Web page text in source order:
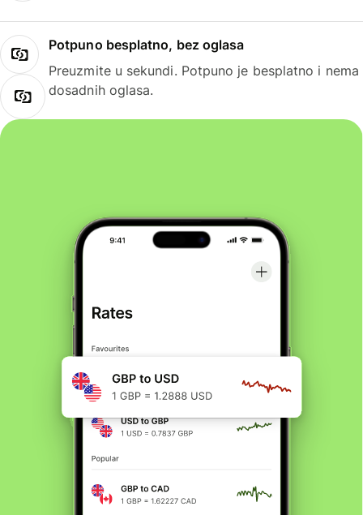
Potpuno besplatno, bez oglasa
Preuzmite u sekundi. Potpuno je besplatno i nema
dosadnih oglasa.